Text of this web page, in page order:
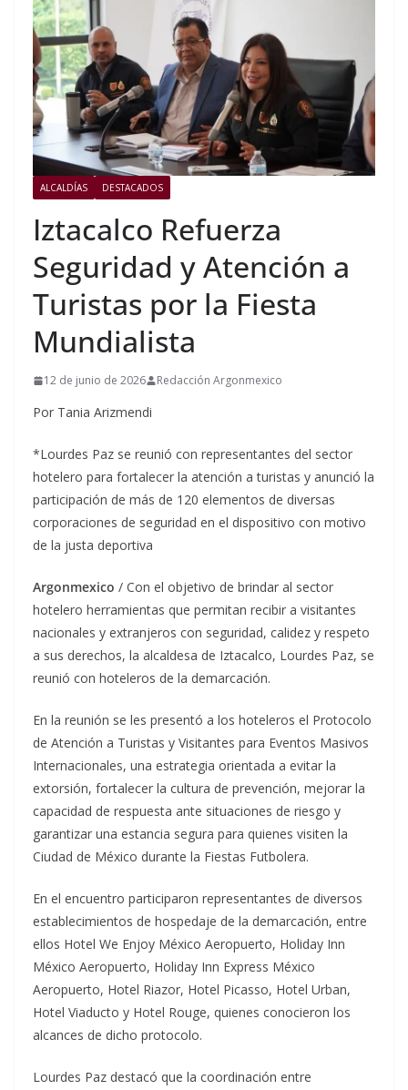
ALCALDÍAS DESTACADOS
Iztacalco Refuerza
Seguridad y Atención a
Turistas por la Fiesta
Mundialista
12 de junio de 2026 Redacción Argonmexico
Por Tania Arizmendi
*Lourdes Paz se reunió con representantes del sector
hotelero para fortalecer la atención a turistas y anunció la
participación de más de 120 elementos de diversas
corporaciones de seguridad en el dispositivo con motivo
de la justa deportiva
Argonmexico / Con el objetivo de brindar al sector
hotelero herramientas que permitan recibir a visitantes
nacionales y extranjeros con seguridad, calidez y respeto
a sus derechos, la alcaldesa de Iztacalco, Lourdes Paz, se
reunió con hoteleros de la demarcación.
En la reunión se les presentó a los hoteleros el Protocolo
de Atención a Turistas y Visitantes para Eventos Masivos
Internacionales, una estrategia orientada a evitar la
extorsión, fortalecer la cultura de prevención, mejorar la
capacidad de respuesta ante situaciones de riesgo y
garantizar una estancia segura para quienes visiten la
Ciudad de México durante la Fiestas Futbolera.
En el encuentro participaron representantes de diversos
establecimientos de hospedaje de la demarcación, entre
ellos Hotel We Enjoy México Aeropuerto, Holiday Inn
México Aeropuerto, Holiday Inn Express México
Aeropuerto, Hotel Riazor, Hotel Picasso, Hotel Urban,
Hotel Viaducto y Hotel Rouge, quienes conocieron los
alcances de dicho protocolo.
Lourdes Paz destacó que la coordinación entre